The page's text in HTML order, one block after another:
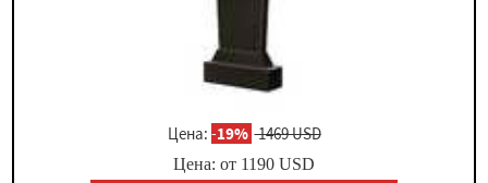
Цена: -19% 1469 USD
Цена: от 1190 USD